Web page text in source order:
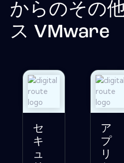
からのその
ス VMware
セ
キ
ュ
ア
プ
リ